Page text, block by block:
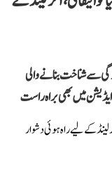
سے شناخت بنانے والی
میں بھی براہ راست